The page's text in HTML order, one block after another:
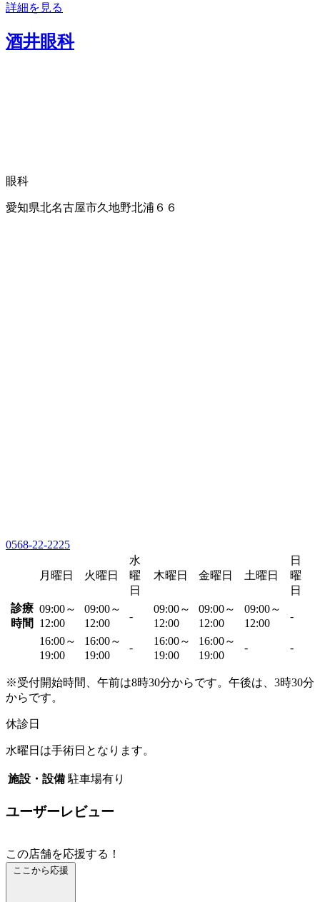
詳細を見る
酒井眼科
眼科
愛知県北名古屋市久地野北浦６６
0568-22-2225
月曜日 火曜日
水
曜
日
木曜日 金曜日 土曜日
日
曜
日
診療
時間
09:00～
12:00
09:00～
12:00
-
09:00～
12:00
09:00～
12:00
09:00～
12:00
-
16:00～
19:00
16:00～
19:00
-
16:00～
19:00
16:00～
19:00
- -
※受付開始時間、午前は8時30分からです。午後は、3時30分
からです。
休診日
水曜日は手術日となります。
施設・設備 駐車場有り
ユーザーレビュー
この店舗を応援する！
ここから応援